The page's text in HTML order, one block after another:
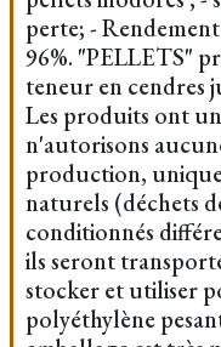
perte; -
96%. "PELLETS"
teneur en cendres
Les produits ont
n'autorisons
production,
naturels (déchets
conditionnés
ils seront
stocker et utiliser
polyéthylène